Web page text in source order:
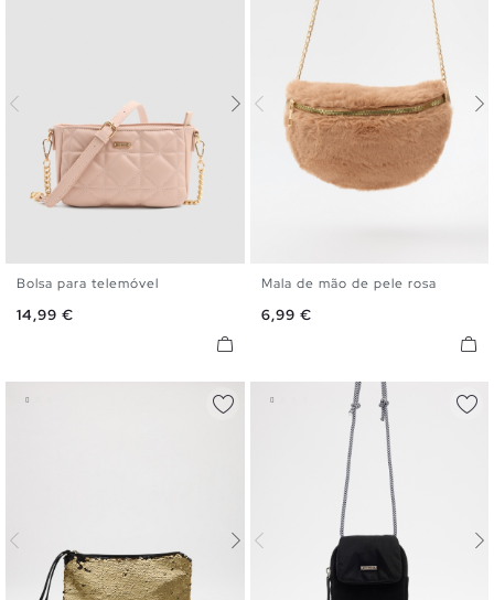
U
Bolsa para telemóvel
Preço
14,99 €
U
Mala de mão de pele rosa
Preço
6,99 €